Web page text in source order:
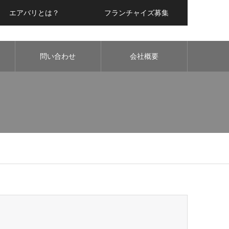
エアバリとは？ フランチャイズ募集
問い合わせ 会社概要